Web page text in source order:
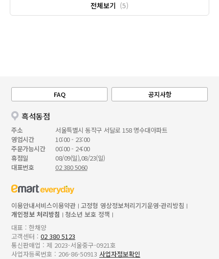
전체보기 (5)
FAQ 공지사항
흑석동점
주소
서울특별시 동작구 서달로 158 명수대아파트
영업시간
10:00 - 23:00
주문가능시간
00:00 - 24:00
휴점일
08/09(일),08/23(일)
대표번호
02 380 5060
이용안내서비스이용약관 고정형 영상정보처리기기운영·관리방침
개인정보 처리방침
청소년 보호 정책
대표 : 한채양
고객센터 : 02 380 5123
통신판매업 : 제 2023-서울중구-0921호
사업자등록번호 : 206-86-50913 사업자정보확인